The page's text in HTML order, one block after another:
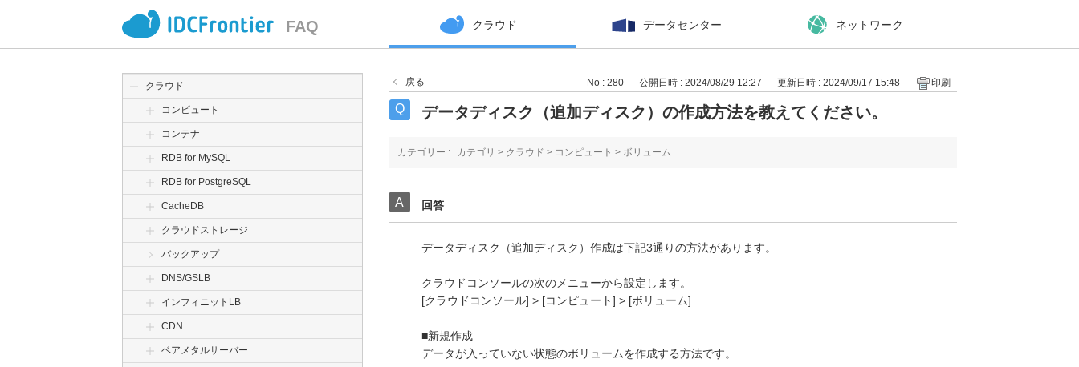
FAQ クラウド データセンター ネットワーク
クラウド
コンピュート
コンテナ
RDB for MySQL
RDB for PostgreSQL
CacheDB
クラウドストレージ
バックアップ
DNS/GSLB
インフィニットLB
CDN
ベアメタルサーバー
戻る No : 280 公開日時 : 2024/08/29 12:27 更新日時 : 2024/09/17 15:48 印刷
データディスク（追加ディスク）の作成方法を教えてください。
カテゴリー : カテゴリ > クラウド > コンピュート > ボリューム
回答
データディスク（追加ディスク）作成は下記3通りの方法があります。
クラウドコンソールの次のメニューから設定します。
[クラウドコンソール] > [コンピュート] > [ボリューム]
■新規作成
データが入っていない状態のボリュームを作成する方法です。